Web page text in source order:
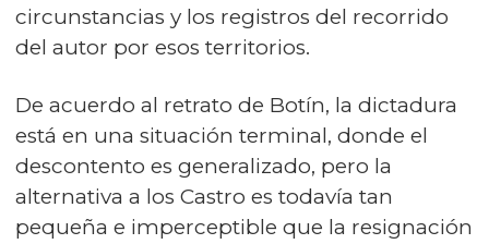
circunstancias y los registros del recorrido
del autor por esos territorios.
De acuerdo al retrato de Botín, la dictadura
está en una situación terminal, donde el
descontento es generalizado, pero la
alternativa a los Castro es todavía tan
pequeña e imperceptible que la resignación